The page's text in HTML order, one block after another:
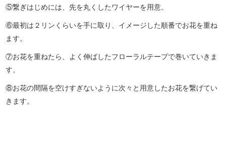
⑤繋ぎはじめには、先を丸くしたワイヤーを用意。
⑥最初は２リンくらいを手に取り、イメージした順番でお花を重ね
ます。
⑦お花を重ねたら、よく伸ばしたフローラルテープで巻いていきま
す。
⑧お花の間隔を空けすぎないように次々と用意したお花を繋げてい
きます。